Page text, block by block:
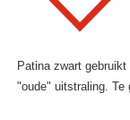
Patina zwart
"oude" uitstraling. Te